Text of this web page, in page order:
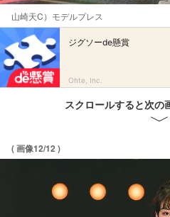
山崎天C）モデルプレス
ジグソーde懸賞
Ohte, Inc.
スクロールすると次の
( 画像12/12 )